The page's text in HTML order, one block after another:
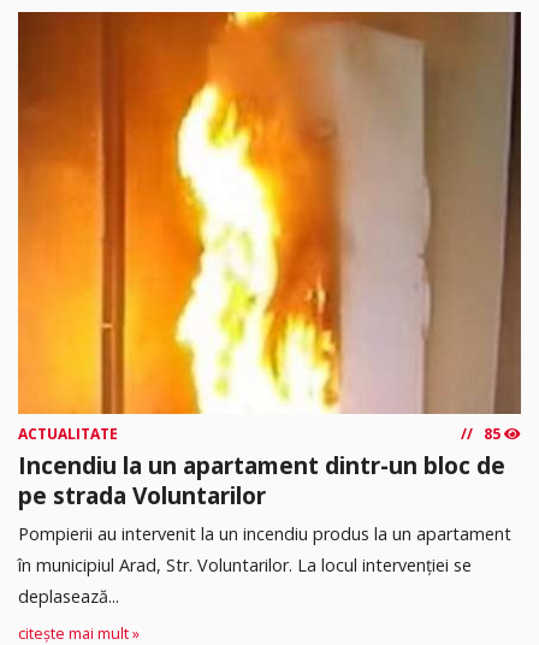
ACTUALITATE 85
Incendiu la un apartament dintr-un bloc de
pe strada Voluntarilor
Pompierii au intervenit la un incendiu produs la un apartament
în municipiul Arad, Str. Voluntarilor. La locul intervenției se
deplasează...
citește mai mult »